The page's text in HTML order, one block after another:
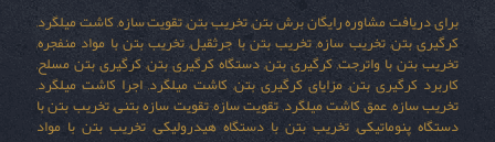
برای دریافت مشاوره رایگان برش بتن, تخریب بتن, تقویت سازه, کاشت میلگرد,
کرگیری بتن, تخریب سازه, تخریب بتن با جرثقیل, تخریب بتن با مواد منفجره,
تخریب بتن با واترجت, کرگیری بتن, دستگاه کرگیری بتن, کرگیری بتن مسلح,
کاربرد کرگیری بتن, مزایای کرگیری بتن, کاشت میلگرد, اجرا کاشت میلگرد,
تخریب سازه, عمق کاشت میلگرد, تقویت سازه, تقویت سازه بتنی, تخریب بتن با
دستگاه پنوماتیکی, تخریب بتن با دستگاه هیدرولیکی, تخریب بتن با مواد